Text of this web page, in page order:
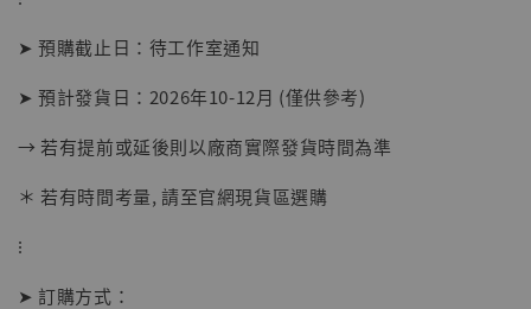
NT$ 1,870
➤ 預購截止日：待工作室通知
➤ 預計發貨日：2026年10-12月 (僅供參考)
→ 若有提前或延後則以廠商實際發貨時間為準
＊ 若有時間考量, 請至官網現貨區選購
⁝
➤ 訂購方式：